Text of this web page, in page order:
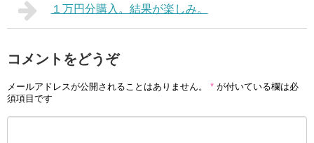
１万円分購入。結果が楽しみ。
コメントをどうぞ
メールアドレスが公開されることはありません。 * が付いている欄は必
須項目です